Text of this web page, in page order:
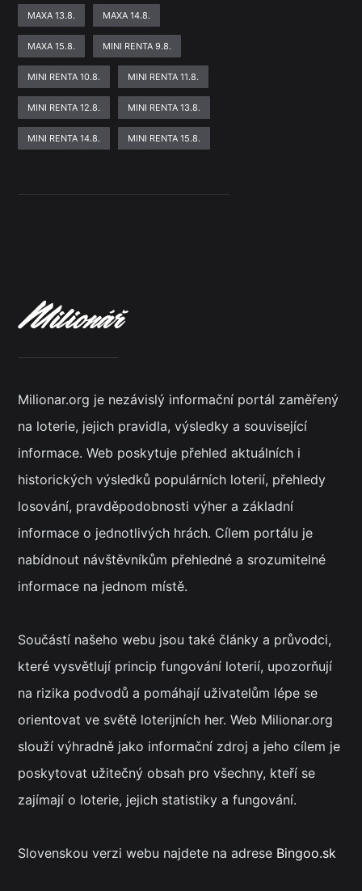
MAXA 13.8. MAXA 14.8.
MAXA 15.8. MINI RENTA 9.8.
MINI RENTA 10.8. MINI RENTA 11.8.
MINI RENTA 12.8. MINI RENTA 13.8.
MINI RENTA 14.8. MINI RENTA 15.8.
Milionar.org je nezávislý informační portál zaměřený
na loterie, jejich pravidla, výsledky a související
informace. Web poskytuje přehled aktuálních i
historických výsledků populárních loterií, přehledy
losování, pravděpodobnosti výher a základní
informace o jednotlivých hrách. Cílem portálu je
nabídnout návštěvníkům přehledné a srozumitelné
informace na jednom místě.
Součástí našeho webu jsou také články a průvodci,
které vysvětlují princip fungování loterií, upozorňují
na rizika podvodů a pomáhají uživatelům lépe se
orientovat ve světě loterijních her. Web Milionar.org
slouží výhradně jako informační zdroj a jeho cílem je
poskytovat užitečný obsah pro všechny, kteří se
zajímají o loterie, jejich statistiky a fungování.
Slovenskou verzi webu najdete na adrese Bingoo.sk